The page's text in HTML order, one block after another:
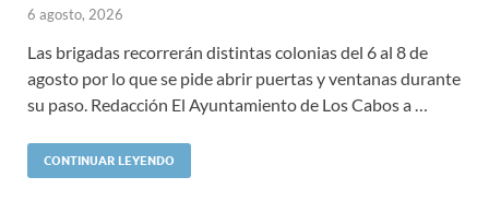
6 agosto, 2026
Las brigadas recorrerán distintas colonias del 6 al 8 de
agosto por lo que se pide abrir puertas y ventanas durante
su paso. Redacción El Ayuntamiento de Los Cabos a …
CONTINUAR LEYENDO